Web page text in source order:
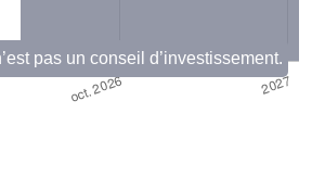
pas un conseil d’investissement.